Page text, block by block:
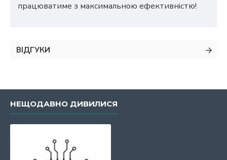
працюватиме з максимальною ефективністю!
ВІДГУКИ
НЕЩОДАВНО ДИВИЛИСЯ